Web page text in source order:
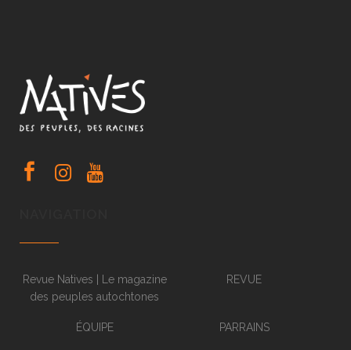
Revue Natives | Le magazine
des peuples autochtones
REVUE
ÉQUIPE PARRAINS